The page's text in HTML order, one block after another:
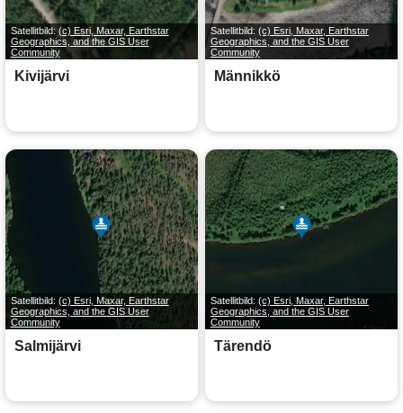
Satellitbild:(c) Esri, Maxar, Earthstar
Geographics, and the GIS User
Community
Kivijärvi
Satellitbild: (c) Esri, Maxar, Earthstar
Geographics, and the GIS User
Community
Männikkö
Satellitbild: (c) Esri, Maxar, Earthstar
Geographics, and the GIS User
Community
Salmijärvi
Satellitbild: (c) Esri, Maxar, Earthstar
Geographics, and the GIS User
Community
Tärendö